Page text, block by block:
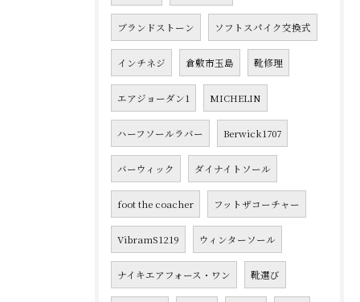
ブランドストーン ソフトスパイク交換式
インチネジ 倉敷市玉島 靴修理
エアジョーダン1 MICHELIN
ハーフソールラバー Berwick1707
バーウィック ダイナイトソール
foot the coacher フットザコーチャー
VibramS1219 ウィンターソール
ナイキエアフォース・ワン 靴選び